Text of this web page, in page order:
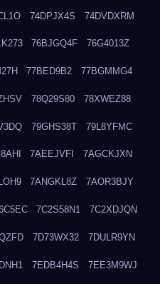
74DPJX4S 74DVDXRM
76BJGQ4F 76G4013Z
77BED9B2 77BGMMG4
78Q29S80 78XWEZ88
79GHS38T 79L8YFMC
7AEEJVFI 7AGCKJXN
7ANGKL8Z 7AOR3BJY
7C2S58N1 7C2XDJQN
7D73WX32 7DULR9YN
7EDB4H4S 7EE3M9WJ